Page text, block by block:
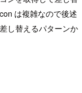
は複雑なので後述
し替えるパターンか